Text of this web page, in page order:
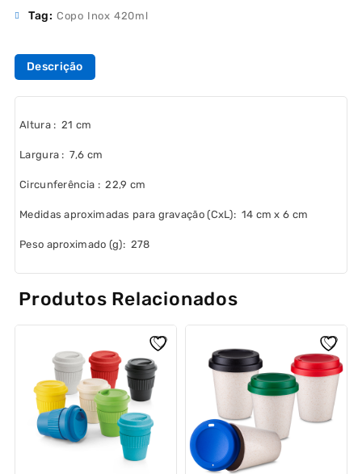
Tag: Copo Inox 420ml
Descrição
Altura: 21 cm
Largura : 7,6 cm
Circunferência : 22,9 cm
Medidas aproximadas para gravação(CxL): 14 cm x 6 cm
Peso aproximado (g): 278
Produtos Relacionados